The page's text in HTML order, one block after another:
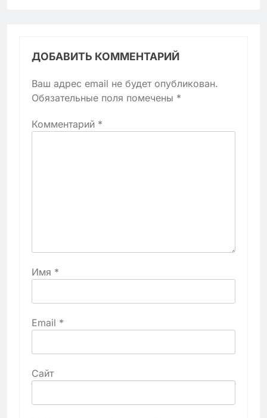
ДОБАВИТЬ КОММЕНТАРИЙ
Ваш адрес email не будет опубликован.
Обязательные поля помечены *
Комментарий *
Имя *
Email *
Сайт